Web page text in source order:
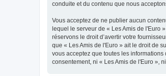
conduite et du contenu que nous
Vous acceptez de ne publier aucun
lequel le serveur de « Les Amis de l'Euro
réservons le droit d’avertir votre
que « Les Amis de l'Euro » ait le droit de
vous acceptez que toutes les
consentement, ni « Les Amis de l'Euro »,